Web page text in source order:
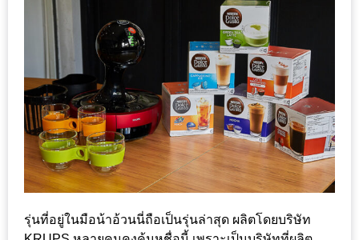
ลอง
16
ร้าน
อร่อย
ที่
ต้อง
มา
ลอง
ถนน
คน
รุ่นที่อยู่ในมือน้าอ้วนนี่ถือเป็นรุ่นล่าสุด ผลิตโดยบริษัท